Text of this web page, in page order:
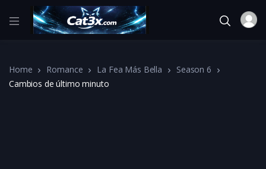
Home Romance La Fea Más Bella
Season 6
Cambios de último minuto